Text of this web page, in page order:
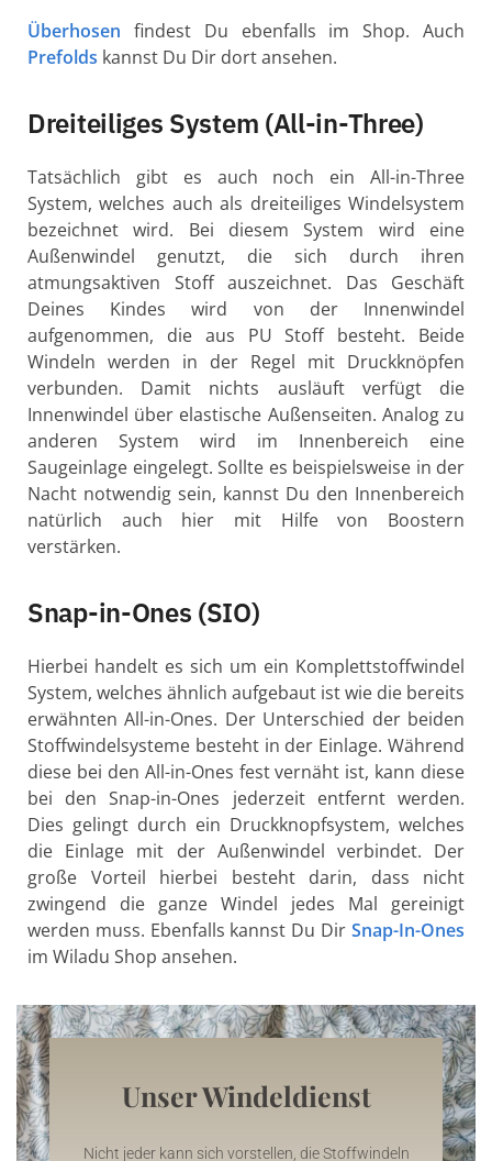
Überhosen findest Du ebenfalls im Shop. Auch
Prefolds kannst Du Dir dort ansehen.
Dreiteiliges System (All-in-Three)
Tatsächlich gibt es auch noch ein All-in-Three
System, welches auch als dreiteiliges Windelsystem
bezeichnet wird. Bei diesem System wird eine
Außenwindel genutzt, die sich durch ihren
atmungsaktiven Stoff auszeichnet. Das Geschäft
Deines Kindes wird von der Innenwindel
aufgenommen, die aus PU Stoff besteht. Beide
Windeln werden in der Regel mit Druckknöpfen
verbunden. Damit nichts ausläuft verfügt die
Innenwindel über elastische Außenseiten. Analog zu
anderen System wird im Innenbereich eine
Saugeinlage eingelegt. Sollte es beispielsweise in der
Nacht notwendig sein, kannst Du den Innenbereich
natürlich auch hier mit Hilfe von Boostern
verstärken.
Snap-in-Ones (SIO)
Hierbei handelt es sich um ein Komplettstoffwindel
System, welches ähnlich aufgebaut ist wie die bereits
erwähnten All-in-Ones. Der Unterschied der beiden
Stoffwindelsysteme besteht in der Einlage. Während
diese bei den All-in-Ones fest vernäht ist, kann diese
bei den Snap-in-Ones jederzeit entfernt werden.
Dies gelingt durch ein Druckknopfsystem, welches
die Einlage mit der Außenwindel verbindet. Der
große Vorteil hierbei besteht darin, dass nicht
zwingend die ganze Windel jedes Mal gereinigt
werden muss. Ebenfalls kannst Du Dir Snap-In-Ones
im Wiladu Shop ansehen.
Unser Windeldienst
Nicht jeder kann sich vorstellen, die Stoffwindeln